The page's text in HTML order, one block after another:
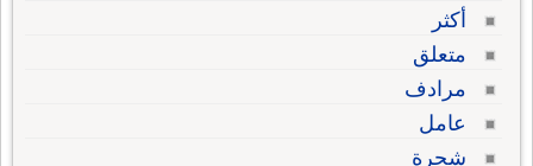
أكثر
متعلق
مرادف
عامل
شجرة